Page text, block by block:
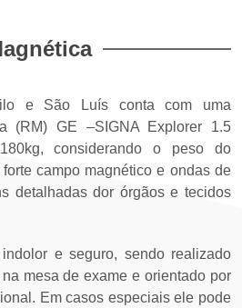
e São Luís conta com uma
(RM) GE –SIGNA Explorer 1.5
considerando o peso do
campo magnético e ondas de
detalhadas dor órgãos e tecidos
e seguro, sendo realizado
mesa de exame e orientado por
Em casos especiais ele pode